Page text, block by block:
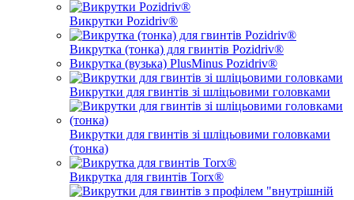
Викрутки Pozidriv®
Викрутка (тонка) для гвинтів Pozidriv®
Викрутка (вузька) PlusMinus Pozidriv®
Викрутки для гвинтів зі шліцьовими головками
Викрутки для гвинтів зі шліцьовими головками
(тонка)
Викрутка для гвинтів Torx®